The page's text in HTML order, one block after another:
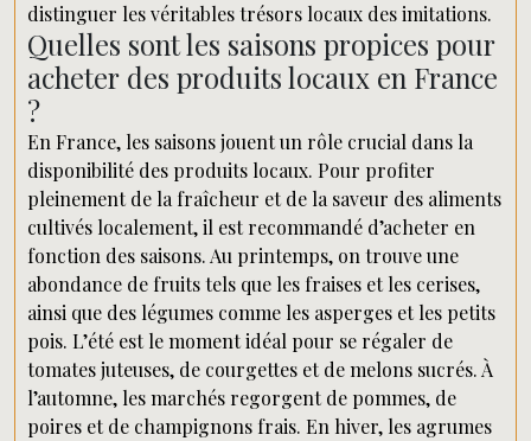
distinguer les véritables trésors locaux des imitations.
Quelles sont les saisons propices pour
acheter des produits locaux en France
?
En France, les saisons jouent un rôle crucial dans la
disponibilité des produits locaux. Pour profiter
pleinement de la fraîcheur et de la saveur des aliments
cultivés localement, il est recommandé d’acheter en
fonction des saisons. Au printemps, on trouve une
abondance de fruits tels que les fraises et les cerises,
ainsi que des légumes comme les asperges et les petits
pois. L’été est le moment idéal pour se régaler de
tomates juteuses, de courgettes et de melons sucrés. À
l’automne, les marchés regorgent de pommes, de
poires et de champignons frais. En hiver, les agrumes